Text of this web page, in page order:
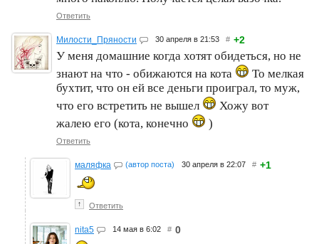
Ответить
Милости_Пряности 30 апреля в 21:53 # +2
У меня домашние когда хотят обидеться, но не
знают на что - обижаются на кота
То мелкая
бухтит, что он ей все деньги проиграл, то муж,
что его встретить не вышел
Хожу вот
жалею его (кота, конечно
)
Ответить
маляфка (автор поста) 30 апреля в 22:07 # +1
↑ Ответить
nita5 14 мая в 6:02 # 0